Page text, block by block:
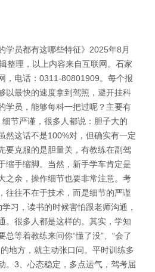
学员都有这哪些特征》2025年8月
整理，以上内容来自互联网。石家
，电话：0311-80801909。每个报
以最快的速度拿到驾照，避开挂科
学员，能够每科一把过呢？主要有
节严谨，很多人都说：胆子大的
然这话不是100%对，但确实有一定
要克服的是胆量关，有教练在副驾
缩手缩脚。当然，新手学车肯定是
之余，操作细节也要非常注意。考
往往不在于技术，而是细节的严谨
习，读书的时候害怕跟老师沟通，
。很多人都是这样的。其实，学知
等着教练来问你“懂了没”、“会了
地方，就主动张口问。平时训练多
。3、心态稳定，多点运气，驾考届